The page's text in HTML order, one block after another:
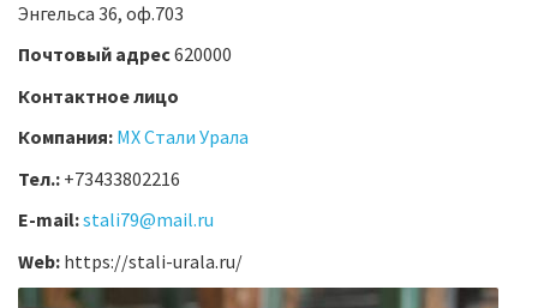
Энгельса 36, оф.703
Почтовый адрес620000
Контактное лицо
Компания: МХ Стали Урала
Тел.: +73433802216
E-mail:stali79@mail.ru
Web: https://stali-urala.ru/